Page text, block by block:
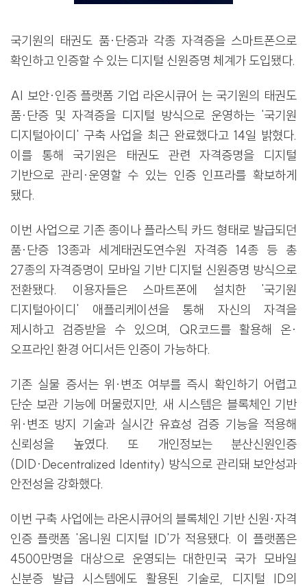
국기원의 태권도 품·단증과 각종 자격증을 스마트폰으로
확인하고 인증할 수 있는 디지털 신원증명 체계가 도입됐다.
AI 보안·인증 플랫폼 기업 라온시큐어 는 국기원의 태권도
품·단증 및 자격증을 디지털 방식으로 운영하는 '국기원
디지털아이디' 구축 사업을 최근 완료했다고 14일 밝혔다.
이를 통해 국기원은 태권도 관련 자격증명을 디지털
기반으로 관리·운영할 수 있는 인증 인프라를 확보하게
됐다.
이번 사업으로 기존 종이나 플라스틱 카드 형태로 발급되던
품·단증 13종과 세계태권도연수원 자격증 14종 등 총
27종의 자격증명이 모바일 기반 디지털 신원증명 방식으로
전환됐다. 이용자들은 스마트폰에 설치한 '국기원
디지털아이디' 애플리케이션을 통해 자신의 자격을
제시하고 검증받을 수 있으며, QR코드를 활용해 온·
오프라인 환경 어디서든 인증이 가능하다.
기존 실물 증서는 위·변조 여부를 즉시 확인하기 어렵고
단순 보관 기능에 머물렀지만, 새 시스템은 블록체인 기반
위·변조 방지 기술과 실시간 유효성 검증 기능을 적용해
신뢰성을 높였다. 또 개인정보는 분산신원인증
(DID·Decentralized Identity) 방식으로 관리돼 보안성과
안전성을 강화했다.
이번 구축 사업에는 라온시큐어의 블록체인 기반 신원·자격
인증 플랫폼 '옴니원 디지털 ID'가 적용됐다. 이 플랫폼은
4500만명을 대상으로 운영되는 대한민국 국가 모바일
신분증 발급 시스템에도 활용된 기술로, 디지털 ID의